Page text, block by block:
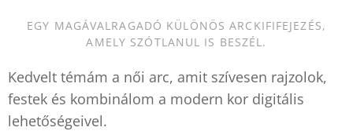
EGY MAGÁVALRAGADÓ KÜLÖNÖS ARCKIFIFEJEZÉS,
AMELY SZÓTLANUL IS BESZÉL.
Kedvelt témám a női arc, amit szívesen rajzolok,
festek és kombinálom a modern kor digitális
lehetőségeivel.